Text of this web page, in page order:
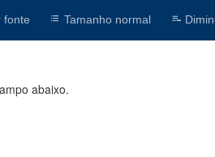
fonte Tamanho normal
abaixo.